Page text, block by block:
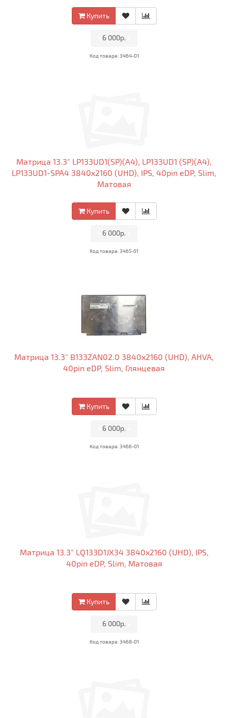
Купить
6 000р.
Код товара: 3464-01
Матрица 13.3" LP133UD1(SP)(A4), LP133UD1 (SP)(A4),
LP133UD1-SPA4 3840x2160 (UHD), IPS, 40pin eDP, Slim,
Матовая
Купить
6 000р.
Код товара: 3465-01
Матрица 13.3" B133ZAN02.0 3840x2160 (UHD), AHVA,
40pin eDP, Slim, Глянцевая
Купить
6 000р.
Код товара: 3466-01
Матрица 13.3" LQ133D1JX34 3840x2160 (UHD), IPS,
40pin eDP, Slim, Матовая
Купить
6 000р.
Код товара: 3468-01